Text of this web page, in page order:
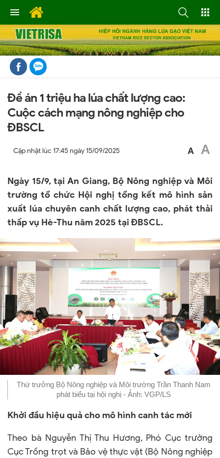
Đề án 1 triệu ha lúa chất lượng cao:
Cuộc cách mạng nông nghiệp cho
ĐBSCL
Cập nhật lúc 17:45 ngày 15/09/2025 A A
Ngày 15/9, tại An Giang, Bộ Nông nghiệp và Môi
trường tổ chức Hội nghị tổng kết mô hình sản
xuất lúa chuyên canh chất lượng cao, phát thải
thấp vụ Hè-Thu năm 2025 tại ĐBSCL.
Thứ trưởng Bộ Nông nghiệp và Môi trường Trần Thanh Nam
phát biểu tại hội nghị - Ảnh: VGP/LS
Khởi đầu hiệu quả cho mô hình canh tác mới
Theo bà Nguyễn Thị Thu Hương, Phó Cục trưởng
Cục Trồng trọt và Bảo vệ thực vật (Bộ Nông nghiệp